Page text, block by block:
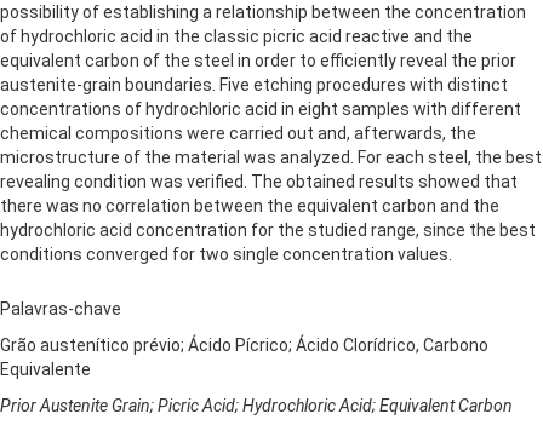
possibility of establishing a relationship between the concentration
of hydrochloric acid in the classic picric acid reactive and the
equivalent carbon of the steel in order to efficiently reveal the prior
austenite-grain boundaries. Five etching procedures with distinct
concentrations of hydrochloric acid in eight samples with different
chemical compositions were carried out and, afterwards, the
microstructure of the material was analyzed. For each steel, the best
revealing condition was verified. The obtained results showed that
there was no correlation between the equivalent carbon and the
hydrochloric acid concentration for the studied range, since the best
conditions converged for two single concentration values.
Palavras-chave
Grão austenítico prévio; Ácido Pícrico; Ácido Clorídrico, Carbono
Equivalente
Prior Austenite Grain; Picric Acid; Hydrochloric Acid; Equivalent Carbon